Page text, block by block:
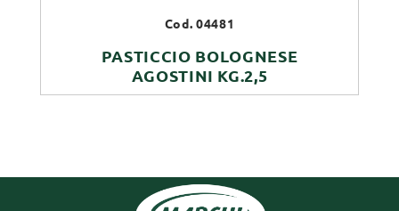
Cod. 04481
PASTICCIO BOLOGNESE
AGOSTINI KG.2,5